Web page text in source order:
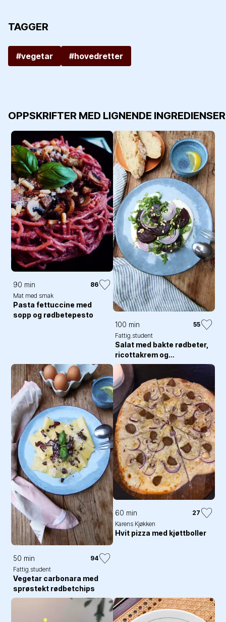
TAGGER
#vegetar #hovedretter
OPPSKRIFTER MED LIGNENDE INGREDIENSER
90 min
86
Mat med smak
Pasta fettuccine med
sopp og rødbetepesto
100 min
55
Fattig.student
Salat med bakte rødbeter,
ricottakrem og
hjemmelaget grytebrød
50 min
94
Fattig.student
Vegetar carbonara med
sprøstekt rødbetchips
60 min
27
Karens Kjøkken
Hvit pizza med kjøttboller